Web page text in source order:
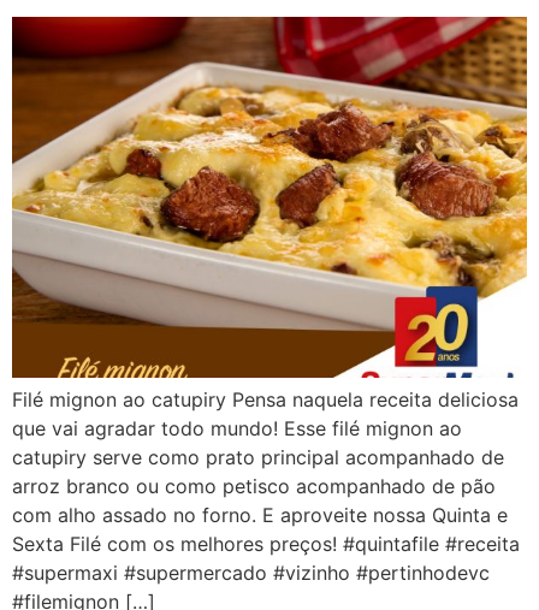
Filé mignon ao catupiry Pensa naquela receita deliciosa
que vai agradar todo mundo! Esse filé mignon ao
catupiry serve como prato principal acompanhado de
arroz branco ou como petisco acompanhado de pão
com alho assado no forno. E aproveite nossa Quinta e
Sexta Filé com os melhores preços! #quintafile #receita
#supermaxi #supermercado #vizinho #pertinhodevc
#filemignon […]